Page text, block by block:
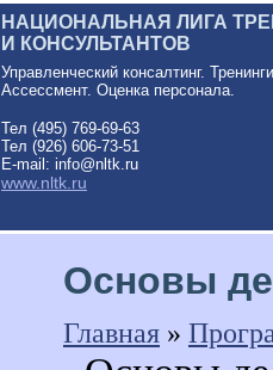
НАЦИОНАЛЬНАЯ ЛИГА
И КОНСУЛЬТАНТОВ
Управленческий консалтинг.
Ассессмент. Оценка персонала.
Тел (495) 769-69-63
Тел (926) 606-73-51
E-mail: info@nltk.ru
www.nltk.ru
Основы
Главная »